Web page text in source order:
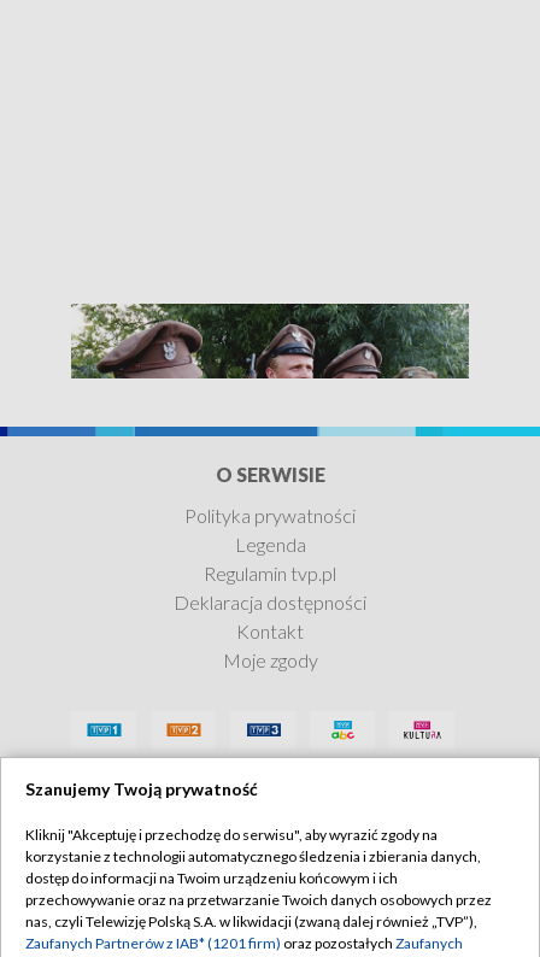
Sława i chwała
O SERWISIE
Polityka prywatności
Legenda
Regulamin tvp.pl
Deklaracja dostępności
Kontakt
Moje zgody
Szanujemy Twoją prywatność
Kliknij "Akceptuję i przechodzę do serwisu", aby wyrazić zgody na
korzystanie z technologii automatycznego śledzenia i zbierania danych,
dostęp do informacji na Twoim urządzeniu końcowym i ich
przechowywanie oraz na przetwarzanie Twoich danych osobowych przez
nas, czyli Telewizję Polską S.A. w likwidacji (zwaną dalej również „TVP”),
Zaufanych Partnerów z IAB* (1201 firm) oraz pozostałych Zaufanych